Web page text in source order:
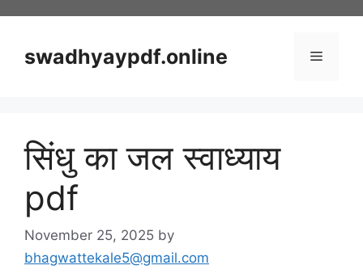
contentswadhyaypdf.online Menu
सिंधु का जल स्वाध्याय
pdf
November 25, 2025 by
bhagwattekale5@gmail.com